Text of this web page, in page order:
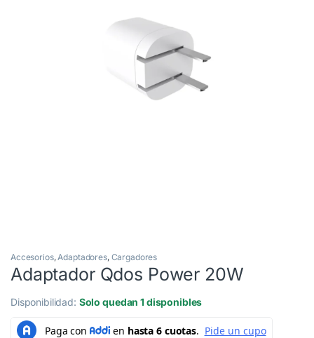
Accesorios,Adaptadores, Cargadores
Adaptador Qdos Power 20W
Disponibilidad: Solo quedan 1 disponibles